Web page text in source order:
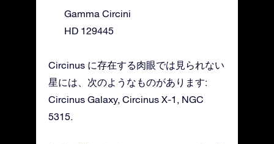
Gamma Circini
HD 129445
Circinus に存在する肉眼では見られない
星には、次のようなものがあります:
Circinus Galaxy, Circinus X-1, NGC
5315.